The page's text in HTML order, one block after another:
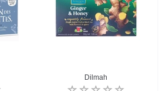
Dilmah